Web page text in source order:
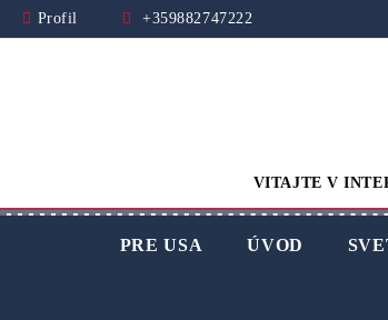
Profil +359882747222
VITAJTE V
PRE USA ÚVOD